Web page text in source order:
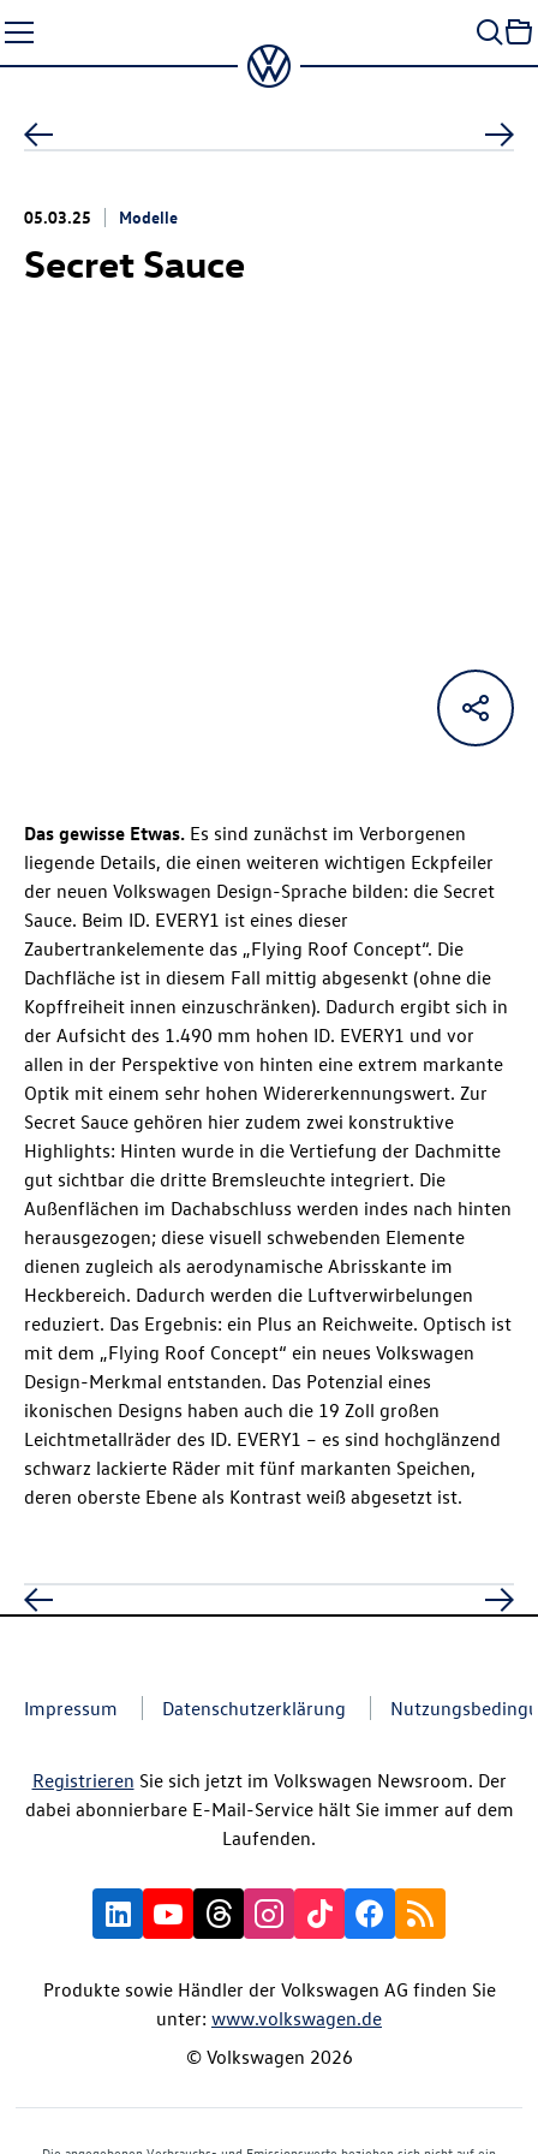
Seiteninhalt
springen
05.03.25 Modelle
Secret Sauce
Das gewisse Etwas. Es sind zunächst im Verborgenen
liegende Details, die einen weiteren wichtigen Eckpfeiler
der neuen Volkswagen Design-Sprache bilden: die Secret
Sauce. Beim ID. EVERY1 ist eines dieser
Zaubertrankelemente das „Flying Roof Concept“. Die
Dachfläche ist in diesem Fall mittig abgesenkt (ohne die
Kopffreiheit innen einzuschränken). Dadurch ergibt sich in
der Aufsicht des 1.490 mm hohen ID. EVERY1 und vor
allen in der Perspektive von hinten eine extrem markante
Optik mit einem sehr hohen Widererkennungswert. Zur
Secret Sauce gehören hier zudem zwei konstruktive
Highlights: Hinten wurde in die Vertiefung der Dachmitte
gut sichtbar die dritte Bremsleuchte integriert. Die
Außenflächen im Dachabschluss werden indes nach hinten
herausgezogen; diese visuell schwebenden Elemente
dienen zugleich als aerodynamische Abrisskante im
Heckbereich. Dadurch werden die Luftverwirbelungen
reduziert. Das Ergebnis: ein Plus an Reichweite. Optisch ist
mit dem „Flying Roof Concept“ ein neues Volkswagen
Design-Merkmal entstanden. Das Potenzial eines
ikonischen Designs haben auch die 19 Zoll großen
Leichtmetallräder des ID. EVERY1 – es sind hochglänzend
schwarz lackierte Räder mit fünf markanten Speichen,
deren oberste Ebene als Kontrast weiß abgesetzt ist.
Impressum Datenschutzerklärung
Registrieren Sie sich jetzt im Volkswagen Newsroom. Der
dabei abonnierbare E-Mail-Service hält Sie immer auf dem
Laufenden.
Produkte sowie Händler der Volkswagen AG finden Sie
unter: www.volkswagen.de
© Volkswagen 2026